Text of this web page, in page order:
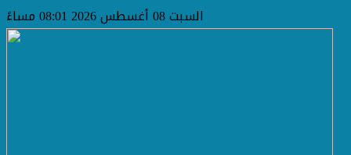
السبت 08 أغسطس 2026 08:01 مساءً